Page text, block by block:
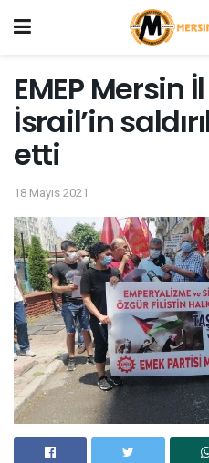
EMEP Mersin
İsrail’in
etti
18 Mayıs 2021